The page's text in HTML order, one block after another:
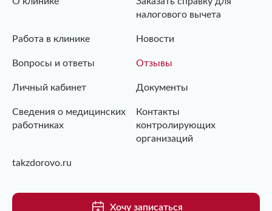
налогового вычета
Работа в клинике Новости
Вопросы и ответы Отзывы
Личный кабинет Документы
Сведения о медицинских
работниках
Контакты
контролирующих
организаций
takzdorovo.ru
Хочу записаться